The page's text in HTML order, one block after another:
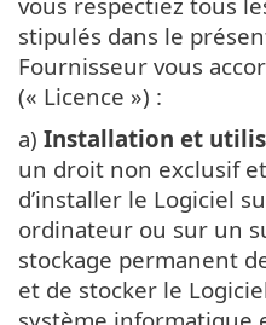
stipulés dans le
Fournisseur vous
(« Licence ») :
a) Installation et
un droit non exclusif
d’installer le Logiciel
ordinateur ou sur un
stockage permanent
et de stocker le